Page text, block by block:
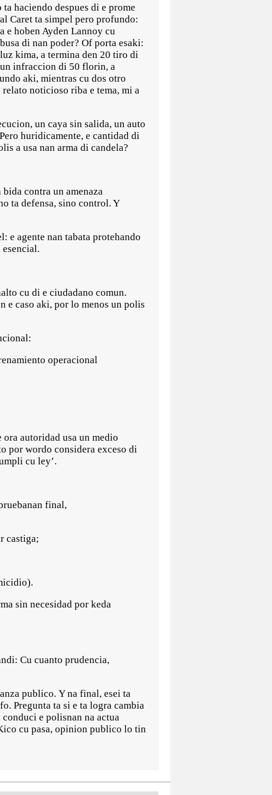
haciendo despues di e prome
Caret ta simpel pero profundo:
e hoben Ayden Lannoy cu
di nan poder? Of porta esaki:
kima, a termina den 20 tiro di
infraccion di 50 florin, a
aki, mientras cu dos otro
noticioso riba e tema, mi a
un caya sin salida, un auto
huridicamente, e cantidad di
a usa nan arma di candela?
contra un amenaza
ta defensa, sino control. Y
e agente nan tabata protehando
cu di e ciudadano comun.
e caso aki, por lo menos un polis
operacional
autoridad usa un medio
por wordo considera exceso di
cu ley’.
final,
castiga;
sin necesidad por keda
Cu cuanto prudencia,
publico. Y na final, esei ta
Pregunta ta si e ta logra cambia
e polisnan na actua
cu pasa, opinion publico lo tin